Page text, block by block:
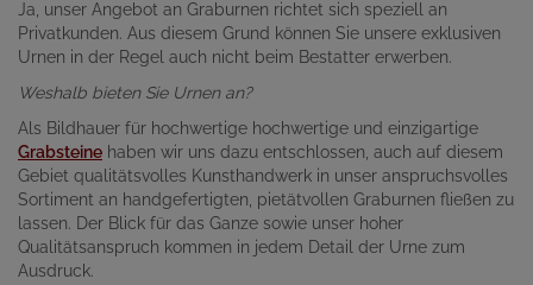
Ja, unser Angebot an Graburnen richtet sich speziell an
Privatkunden. Aus diesem Grund können Sie unsere exklusiven
Urnen in der Regel auch nicht beim Bestatter erwerben.
Weshalb bieten Sie Urnen an?
Als Bildhauer für hochwertige hochwertige und einzigartige
Grabsteine haben wir uns dazu entschlossen, auch auf diesem
Gebiet qualitätsvolles Kunsthandwerk in unser anspruchsvolles
Sortiment an handgefertigten, pietätvollen Graburnen fließen zu
lassen. Der Blick für das Ganze sowie unser hoher
Qualitätsanspruch kommen in jedem Detail der Urne zum
Ausdruck.